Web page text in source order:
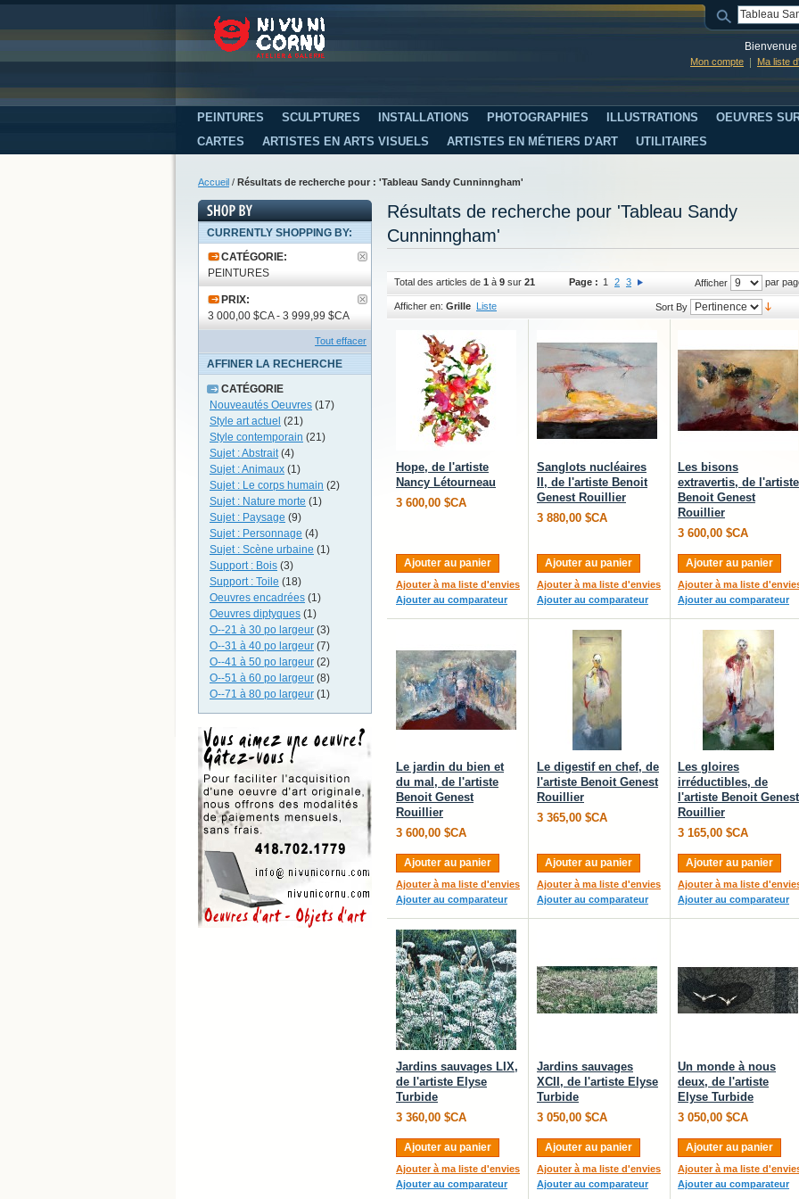
Mon compte Ma liste
PEINTURES SCULPTURES INSTALLATIONS PHOTOGRAPHIES ILLUSTRATIONS
OEUVRES
CARTES
ARTISTES EN ARTS VISUELS ARTISTES EN MÉTIERS D'ART UTILITAIRES
Accueil / Résultats de recherche pour : 'Tableau Sandy Cunninngham'
Résultats de recherche pour 'Tableau Sandy
Cunninngham'
Total des articles de 1 à 9 sur 21 Afficher par
Page : 1 2 3
Afficher en: Grille Liste Sort By
Hope, de l'artiste
Nancy Létourneau
3 600,00 $CA
Ajouter au panier
Ajouter à ma liste d'envies
Ajouter au comparateur
Sanglots nucléaires
II, de l'artiste Benoit
Genest Rouillier
3 880,00 $CA
Ajouter au panier
Ajouter à ma liste d'envies
Ajouter au comparateur
Les bisons
extravertis, de l'artiste
Benoit Genest
Rouillier
3 600,00 $CA
Ajouter au panier
Ajouter à ma liste
Ajouter au comparateur
Le jardin du bien et
du mal, de l'artiste
Benoit Genest
Rouillier
3 600,00 $CA
Ajouter au panier
Ajouter à ma liste d'envies
Ajouter au comparateur
Le digestif en chef, de
l'artiste Benoit Genest
Rouillier
3 365,00 $CA
Ajouter au panier
Ajouter à ma liste d'envies
Ajouter au comparateur
Les gloires
irréductibles, de
l'artiste Benoit Genest
Rouillier
3 165,00 $CA
Ajouter au panier
Ajouter à ma liste
Ajouter au comparateur
Jardins sauvages LIX,
de l'artiste Elyse
Turbide
3 360,00 $CA
Ajouter au panier
Ajouter à ma liste d'envies
Ajouter au comparateur
Jardins sauvages
XCII, de l'artiste Elyse
Turbide
3 050,00 $CA
Ajouter au panier
Ajouter à ma liste d'envies
Ajouter au comparateur
Un monde à nous
deux, de l'artiste
Elyse Turbide
3 050,00 $CA
Ajouter au panier
Ajouter à ma liste
Ajouter au comparateur
CURRENTLY SHOPPING BY:
CATÉGORIE:
PEINTURES
PRIX:
3 000,00 $CA - 3 999,99 $CA
Tout effacer
AFFINER LA RECHERCHE
CATÉGORIE
Nouveautés Oeuvres (17)
Style art actuel (21)
Style contemporain (21)
Sujet : Abstrait(4)
Sujet : Animaux (1)
Sujet : Le corps humain (2)
Sujet : Nature morte (1)
Sujet : Paysage (9)
Sujet : Personnage (4)
Sujet : Scène urbaine (1)
Support : Bois (3)
Support : Toile (18)
Oeuvres encadrées (1)
Oeuvres diptyques (1)
O--21 à 30 po largeur (3)
O--31 à 40 po largeur (7)
O--41 à 50 po largeur (2)
O--51 à 60 po largeur (8)
O--71 à 80 po largeur (1)